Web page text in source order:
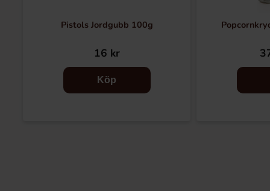
Pistols Jordgubb 100g
16 kr
Köp